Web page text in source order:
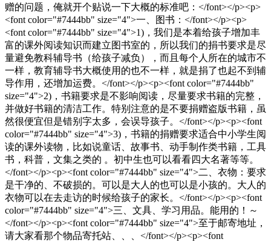
赠的问题，俺就开个贴说一下大概的标准吧：</font></p><p>
<font color="#7444bb" size="4">一、图书：</font></p><p>
<font color="#7444bb" size="4">1)，我们是本着给孩子增加丰
富的课外阅读知识而建立图书室的，所以我们的捐书要求是尽
量避免教科辅导书（给孩子减负），而且每个人所在的城市不
一样，教育辅导书大概使用的也不一样，就是捐了也起不到辅
导作用，还增加运费。</font></p><p><font color="#7444bb"
size="4">2)，书籍要求是不影响阅读，尽量要求书籍的完整，
并做好书籍的清洁工作。特别注意的是不要捐赠盗版书籍，虽
然很便宜但是错别字太多，会误导孩子。</font></p><p><font
color="#7444bb" size="4">3)，书籍的捐赠要求适合中小学生阅
读的课外读物，比如说童话、故事书、动手制作类书籍，工具
书，科普，文集之类的 。初中生也可以看看四大名著等等。
</font></p><p><font color="#7444bb" size="4">二、衣物：要求
是干净的、不破损的。可以是大人的也可以是小孩的。大人的
衣物可以在去走访的时候给孩子的家长。</font></p><p><font
color="#7444bb" size="4">三、文具、学习用品。能用的！～
</font></p><p><font color="#7444bb" size="4">至于邮寄地址，
请大家看那个物品寄托站、、、</font></p><p><font